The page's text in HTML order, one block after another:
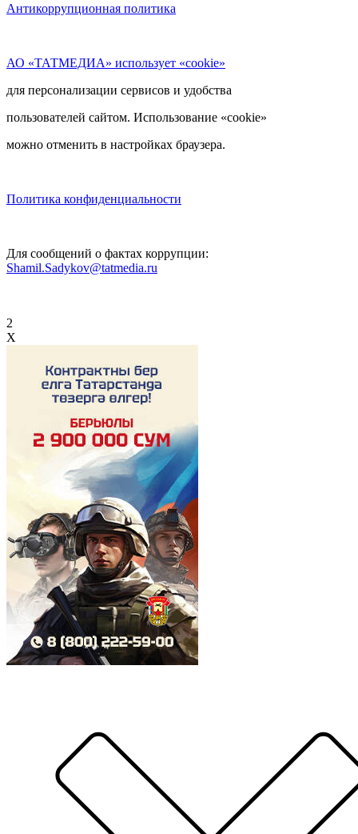
Антикоррупционная политика
АО «ТАТМЕДИА» использует «cookie»
для персонализации сервисов и удобства
пользователей сайтом. Использование «cookie»
можно отменить в настройках браузера.
Политика конфиденциальности
Для сообщений о фактах коррупции:
Shamil.Sadykov@tatmedia.ru
2
X